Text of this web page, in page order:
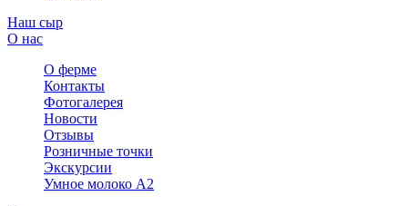
Наш сыр
О нас
О ферме
Контакты
Фотогалерея
Новости
Отзывы
Розничные точки
Экскурсии
Умное молоко А2